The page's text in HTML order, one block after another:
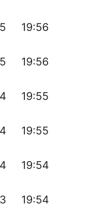
19:56
19:56
19:55
19:55
19:54
19:54